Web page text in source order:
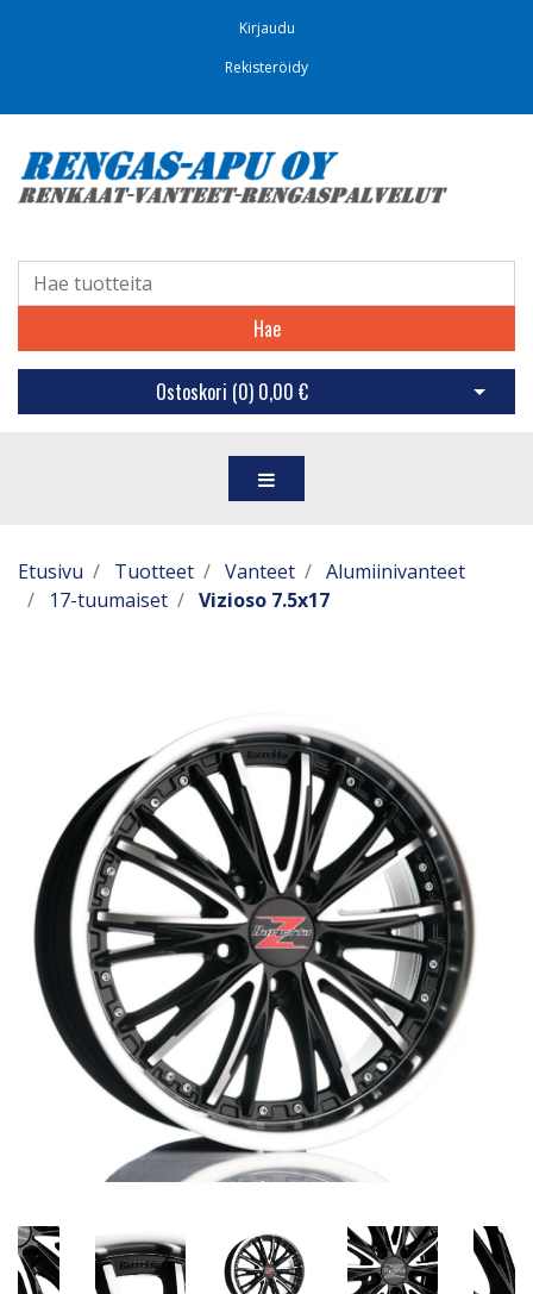
Kirjaudu
Rekisteröidy
Hae
Ostoskori (0) 0,00 € Avaa
Etusivu Tuotteet Vanteet
Alumiinivanteet
17-tuumaiset
Vizioso 7.5x17